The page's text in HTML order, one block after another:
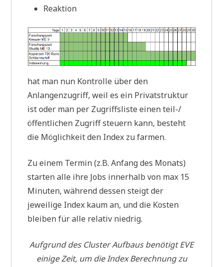
Reaktion
hat man nun Kontrolle über den
Anlangenzugriff, weil es ein Privatstruktur
ist oder man per Zugriffsliste einen teil-/
öffentlichen Zugriff steuern kann, besteht
die Möglichkeit den Index zu farmen.
Zu einem Termin (z.B. Anfang des Monats)
starten alle ihre Jobs innerhalb von max 15
Minuten, während dessen steigt der
jeweilige Index kaum an, und die Kosten
bleiben für alle relativ niedrig.
Aufgrund des Cluster Aufbaus benötigt EVE
einige Zeit, um die Index Berechnung zu